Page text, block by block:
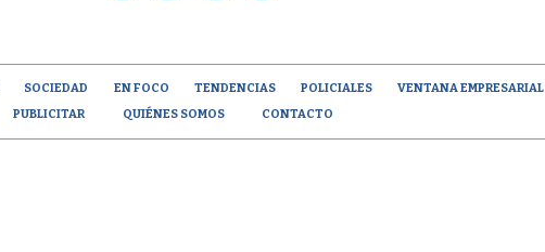
SOCIEDAD EN FOCO TENDENCIAS POLICIALES VENTANA EMPRESARIAL
PUBLICITAR
QUIÉNES SOMOS CONTACTO